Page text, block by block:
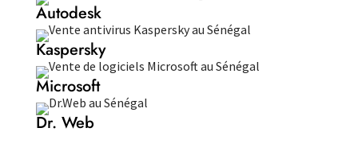
Autodesk
Kaspersky
Microsoft
Dr. Web